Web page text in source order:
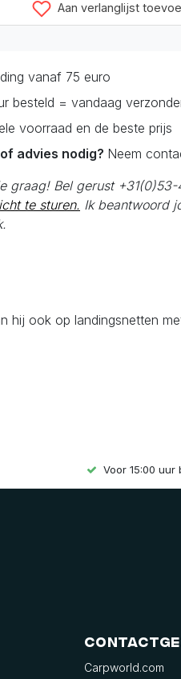
Aan verlanglijst
vanaf 75 euro
besteld = vandaag
voorraad en de beste prijs
advies nodig? Neem
graag! Bel gerust
te sturen. Ik beantwoord
hij ook op landingsnetten
Voor 15:00
Carpworld.com